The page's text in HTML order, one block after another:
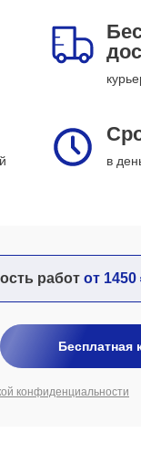
в
работ от 1450
Бесплатная
конфиденциальности